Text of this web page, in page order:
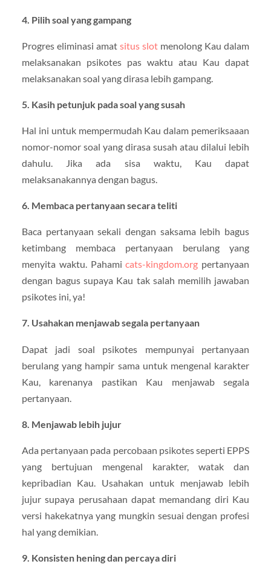
4. Pilih soal yang gampang
Progres eliminasi amat situs slot menolong Kau dalam
melaksanakan psikotes pas waktu atau Kau dapat
melaksanakan soal yang dirasa lebih gampang.
5. Kasih petunjuk pada soal yang susah
Hal ini untuk mempermudah Kau dalam pemeriksaaan
nomor-nomor soal yang dirasa susah atau dilalui lebih
dahulu. Jika ada sisa waktu, Kau dapat
melaksanakannya dengan bagus.
6. Membaca pertanyaan secara teliti
Baca pertanyaan sekali dengan saksama lebih bagus
ketimbang membaca pertanyaan berulang yang
menyita waktu. Pahamicats-kingdom.org pertanyaan
dengan bagus supaya Kau tak salah memilih jawaban
psikotes ini, ya!
7. Usahakan menjawab segala pertanyaan
Dapat jadi soal psikotes mempunyai pertanyaan
berulang yang hampir sama untuk mengenal karakter
Kau, karenanya pastikan Kau menjawab segala
pertanyaan.
8. Menjawab lebih jujur
Ada pertanyaan pada percobaan psikotes seperti EPPS
yang bertujuan mengenal karakter, watak dan
kepribadian Kau. Usahakan untuk menjawab lebih
jujur supaya perusahaan dapat memandang diri Kau
versi hakekatnya yang mungkin sesuai dengan profesi
hal yang demikian.
9. Konsisten hening dan percaya diri